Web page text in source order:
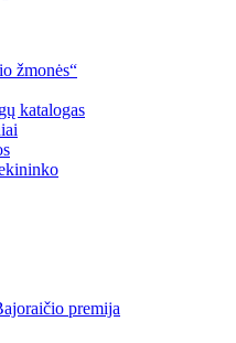
žmonės“
katalogas
premija